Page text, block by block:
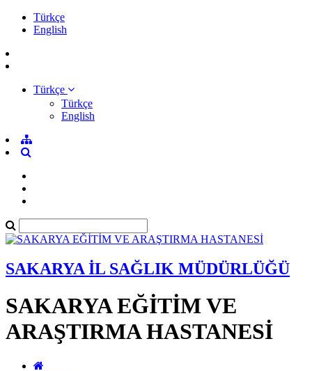
Türkçe
English
Türkçe
Türkçe
English
SAKARYA İL SAĞLIK MÜDÜRLÜĞÜ
SAKARYA EĞİTİM VE
ARAŞTIRMA HASTANESİ